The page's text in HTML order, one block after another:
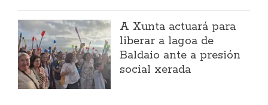
A Xunta actuará para
liberar a lagoa de
Baldaio ante a presión
social xerada